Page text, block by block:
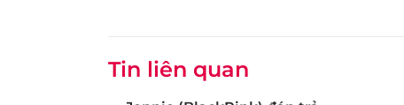
Tin liên quan